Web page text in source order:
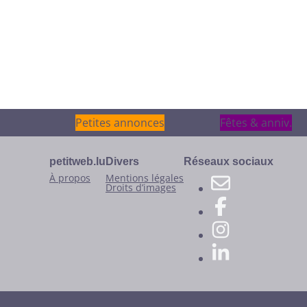
Petites annonces
Petites annonces Fêtes & anniv.
Fêtes & anniv.
petitweb.lu
À propos
Divers
Mentions légales
Droits d’images
Réseaux sociaux